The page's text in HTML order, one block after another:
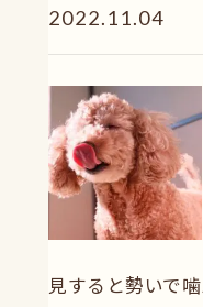
2022.11.04
見すると勢いで噛